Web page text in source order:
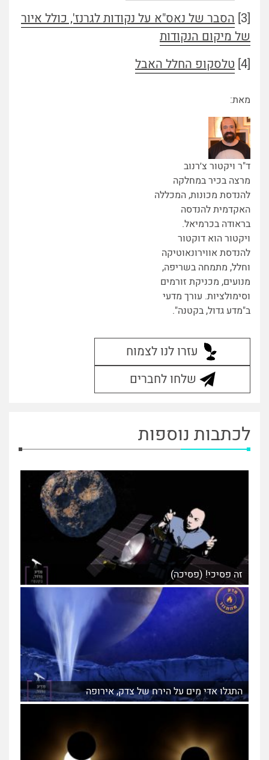
[3]
הסבר של נאס"א על נקודות לגרנז', כולל איור
של מיקום הנקודות
[4]
טלסקופ החלל האבל
מאת:
ד"ר ויקטור צ׳רנוב
מרצה בכיר במחלקה
להנדסת מכונות, המכללה
האקדמית להנדסה
בראודה בכרמיאל.
ויקטור הוא דוקטור
להנדסת אווירונאוטיקה
וחלל, מתמחה בשריפה,
מנועים, מכניקת זורמים
וסימולציות. עורך מדעי
ב"מדע גדול, בקטנה".
עזרו לנו לצמוח
שלחו לחברים
לכתבות נוספות
זה פסיכי! (פסיכה)
התגלו אדי מים על הירח של צדק, אירופה